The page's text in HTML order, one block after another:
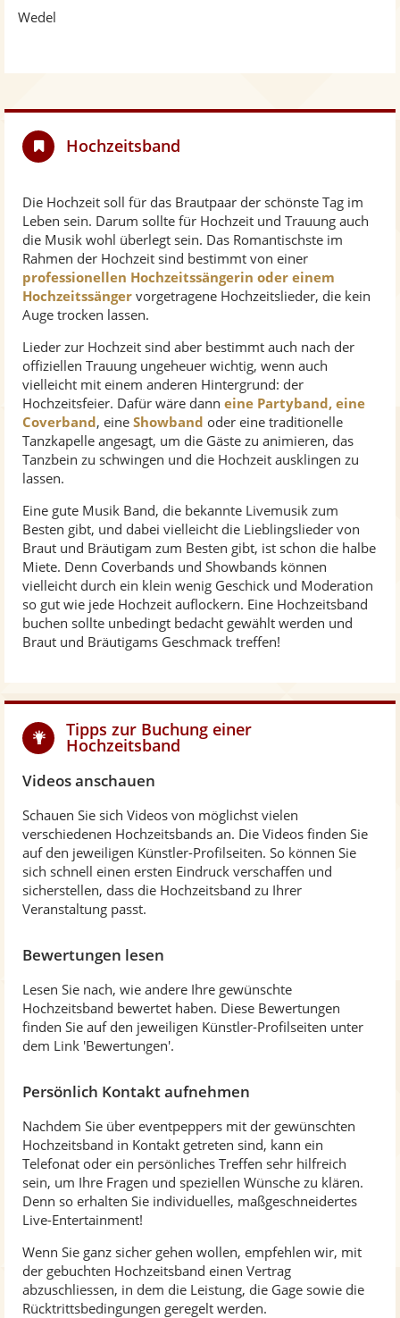
Wedel
Hochzeitsband
Die Hochzeit soll für das Brautpaar der schönste Tag im
Leben sein. Darum sollte für Hochzeit und Trauung auch
die Musik wohl überlegt sein. Das Romantischste im
Rahmen der Hochzeit sind bestimmt von einer
professionellen Hochzeitssängerin oder einem
Hochzeitssänger vorgetragene Hochzeitslieder, die kein
Auge trocken lassen.
Lieder zur Hochzeit sind aber bestimmt auch nach der
offiziellen Trauung ungeheuer wichtig, wenn auch
vielleicht mit einem anderen Hintergrund: der
Hochzeitsfeier. Dafür wäre dann eine Partyband, eine
Coverband, eine Showband oder eine traditionelle
Tanzkapelle angesagt, um die Gäste zu animieren, das
Tanzbein zu schwingen und die Hochzeit ausklingen zu
lassen.
Eine gute Musik Band, die bekannte Livemusik zum
Besten gibt, und dabei vielleicht die Lieblingslieder von
Braut und Bräutigam zum Besten gibt, ist schon die halbe
Miete. Denn Coverbands und Showbands können
vielleicht durch ein klein wenig Geschick und Moderation
so gut wie jede Hochzeit auflockern. Eine Hochzeitsband
buchen sollte unbedingt bedacht gewählt werden und
Braut und Bräutigams Geschmack treffen!
Tipps zur Buchung einer
Hochzeitsband
Videos anschauen
Schauen Sie sich Videos von möglichst vielen
verschiedenen Hochzeitsbands an. Die Videos finden Sie
auf den jeweiligen Künstler-Profilseiten. So können Sie
sich schnell einen ersten Eindruck verschaffen und
sicherstellen, dass die Hochzeitsband zu Ihrer
Veranstaltung passt.
Bewertungen lesen
Lesen Sie nach, wie andere Ihre gewünschte
Hochzeitsband bewertet haben. Diese Bewertungen
finden Sie auf den jeweiligen Künstler-Profilseiten unter
dem Link 'Bewertungen'.
Persönlich Kontakt aufnehmen
Nachdem Sie über eventpeppers mit der gewünschten
Hochzeitsband in Kontakt getreten sind, kann ein
Telefonat oder ein persönliches Treffen sehr hilfreich
sein, um Ihre Fragen und speziellen Wünsche zu klären.
Denn so erhalten Sie individuelles, maßgeschneidertes
Live-Entertainment!
Wenn Sie ganz sicher gehen wollen, empfehlen wir, mit
der gebuchten Hochzeitsband einen Vertrag
abzuschliessen, in dem die Leistung, die Gage sowie die
Rücktrittsbedingungen geregelt werden.